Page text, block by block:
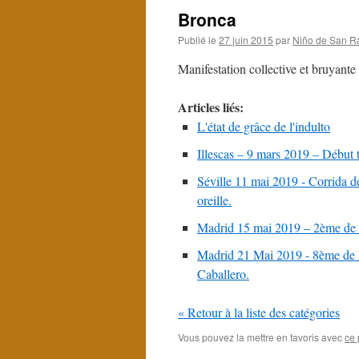
Bronca
Publié le 27 juin 2015 par Niño de San
Manifestation collective et
Articles liés:
L'état de grâce de l'indulto
Illescas – 9 mars 2019 –
Séville 11 mai 2019 - Corrida
oreille.
Madrid 15 mai 2019 – 2ème
Madrid 21 Mai 2019 - 8ème
Caballero.
« Retour à la liste des catégories
Vous pouvez la mettre en favoris avecce